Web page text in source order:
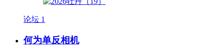
论坛 1
何为单反相机